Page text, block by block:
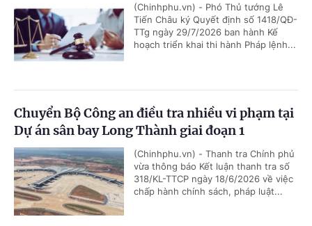
(Chinhphu.vn) - Phó Thủ tướng Lê
Tiến Châu ký Quyết định số 1418/QĐ-
TTg ngày 29/7/2026 ban hành Kế
hoạch triển khai thi hành Pháp lệnh...
Chuyển Bộ Công an điều tra nhiều vi phạm tại
Dự án sân bay Long Thành giai đoạn 1
(Chinhphu.vn) - Thanh tra Chính phủ
vừa thông báo Kết luận thanh tra số
318/KL-TTCP ngày 18/6/2026 về việc
chấp hành chính sách, pháp luật...